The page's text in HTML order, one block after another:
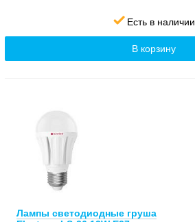
Есть в наличии
В корзину
Лампы светодиодные груша